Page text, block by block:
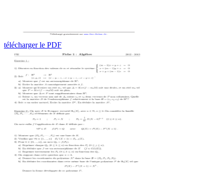
télécharger le PDF